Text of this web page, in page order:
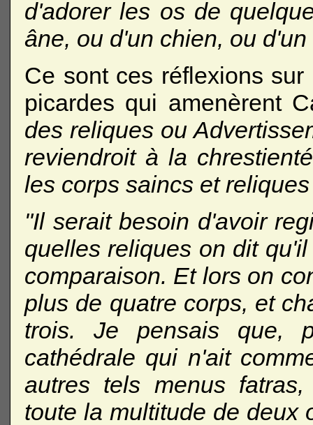
d'adorer les os de
âne, ou d'un chien, ou
Ce sont ces réflexions
picardes qui amenèrent
des reliques ou
reviendroit à la
les corps saincs et reliques
"Il serait besoin d'avoir
quelles reliques on dit
comparaison. Et lors on
plus de quatre corps, et
trois. Je pensais que,
cathédrale qui n'ait
autres tels menus
toute la multitude de deux